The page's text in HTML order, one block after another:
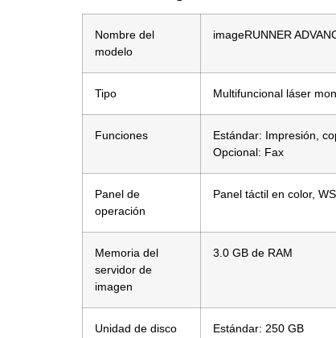
Nombre del
modelo
imageRUNNER
Tipo Multifuncional láser
Funciones
Estándar: Impresión,
Opcional: Fax
Panel de
operación
Panel táctil en color,
Memoria del
servidor de
imagen
3.0 GB de RAM
Unidad de disco
Estándar: 250 GB